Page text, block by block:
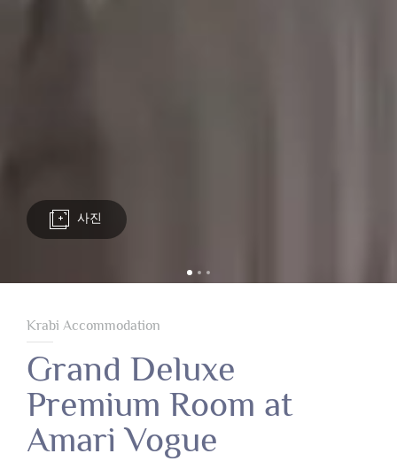
Krabi Accommodation
Grand Deluxe
Premium Room at
Amari Vogue
사진